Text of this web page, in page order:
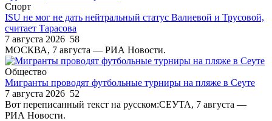
Спорт
ISU не мог не дать нейтральный статус Валиевой и Трусовой,
считает Тарасова
7 августа 2026 58
МОСКВА, 7 августа — РИА Новости.
Общество
Мигранты проводят футбольные турниры на пляже в Сеуте
7 августа 2026 52
Вот переписанный текст на русском:СЕУТА, 7 августа —
РИА Новости.